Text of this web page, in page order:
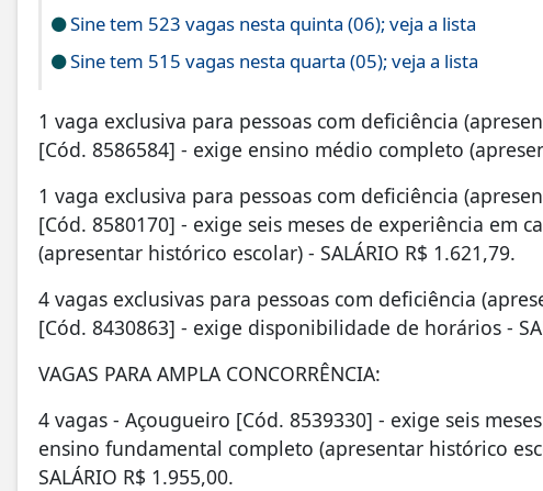
Sine tem 523 vagas nesta quinta (06); veja a lista
Sine tem 515 vagas nesta quarta (05); veja a lista
1 vaga exclusiva para pessoas com deficiência
[Cód. 8586584] - exige ensino médio completo
1 vaga exclusiva para pessoas com deficiência
[Cód. 8580170] - exige seis meses de experiência em
(apresentar histórico escolar) - SALÁRIO R$ 1.621,79.
4 vagas exclusivas para pessoas com deficiência
[Cód. 8430863] - exige disponibilidade de horários -
VAGAS PARA AMPLA CONCORRÊNCIA:
4 vagas - Açougueiro [Cód. 8539330] - exige seis
ensino fundamental completo (apresentar histórico
SALÁRIO R$ 1.955,00.